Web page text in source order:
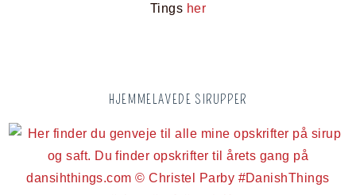
Tings her
HJEMMELAVEDE SIRUPPER